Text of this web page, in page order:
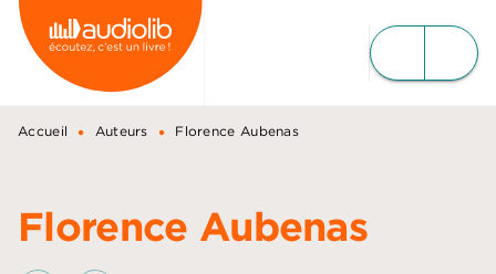
MENU RECHERCHE
CONTENU
PIED DE PAGE
Accueil • Auteurs • Florence Aubenas
Florence Aubenas